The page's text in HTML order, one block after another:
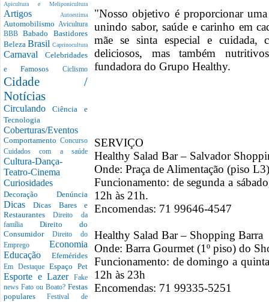
Apicultura e Meliponicultura
Artigos Autoestima
Automobilismo Avicultura
BBBBabado Bastidores
Beleza Brasil Caprinocultura
Carnaval Celebridades
e Famosos Ciclismo
Cidade /
Notícias
CirculandoCiência e
Tecnologia
Coberturas/Eventos
Comportamento Concurso
Cuidados com a saúde
Cultura-Dança-
Teatro-Cinema
Curiosidades
Decoração Denúncia
DicasDicas Bares e
RestaurantesDireito da
família Direito do
Consumidor Direito do
Emprego Economia
Educação Efemérides
Em Destaque Espaço Pet
Esporte e Lazer
Fake
news Fato ou Boato? Festas
popularesFestival de
"Nosso objetivo é proporcionar
unindo sabor, saúde e carinho em
mãe se sinta especial e cuidada,
deliciosos, mas também
fundadora do Grupo Healthy.
SERVIÇO
Healthy Salad Bar – Salvador
Onde: Praça de Alimentação (piso
Funcionamento: de segunda a
12h às 21h.
Encomendas: 71 99646-4547
Healthy Salad Bar – Shopping Barra
Onde: Barra Gourmet (1º piso) do
Funcionamento: de domingo a
12h às 23h
Encomendas: 71 99335-5251